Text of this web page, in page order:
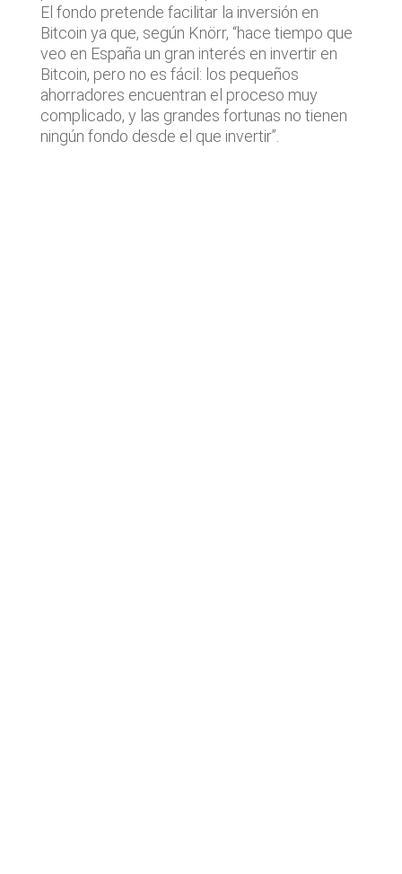
El fondo pretende facilitar la inversión en
Bitcoin ya que, según Knörr, “hace tiempo que
veo en España un gran interés en invertir en
Bitcoin, pero no es fácil: los pequeños
ahorradores encuentran el proceso muy
complicado, y las grandes fortunas no tienen
ningún fondo desde el que invertir”.